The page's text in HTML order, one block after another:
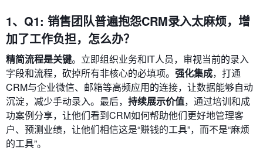
1、Q1: 销售团队普遍抱怨CRM录入太麻烦，增
加了工作负担，怎么办？
精简流程是关键。立即组织业务和IT人员，审视当前的录入
字段和流程，砍掉所有非核心的必填项。 强化集成，打通
CRM与企业微信、邮箱等高频应用的连接，让数据能够自动
沉淀，减少手动录入。最后， 持续展示价值，通过培训和成
功案例分享，让他们看到CRM如何帮助他们更好地管理客
户、预测业绩，让他们相信这是“赚钱的工具”，而不是“麻烦
的工具”。